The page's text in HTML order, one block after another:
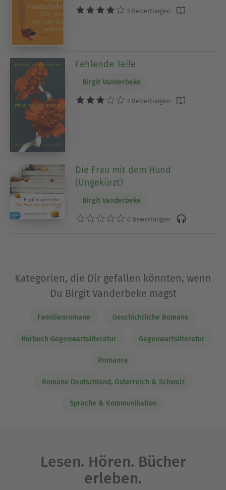
5 Bewertungen
Fehlende Teile
Birgit Vanderbeke
2 Bewertungen
Die Frau mit dem Hund
(Ungekürzt)
Birgit Vanderbeke
0 Bewertungen
Kategorien, die Dir gefallen könnten, wenn
Du Birgit Vanderbeke magst
Familienromane Geschichtliche Romane
Hörbuch Gegenwartsliteratur Gegenwartsliteratur
Romance
Romane Deutschland, Österreich & Schweiz
Sprache & Kommunikation
Lesen. Hören. Bücher
erleben.